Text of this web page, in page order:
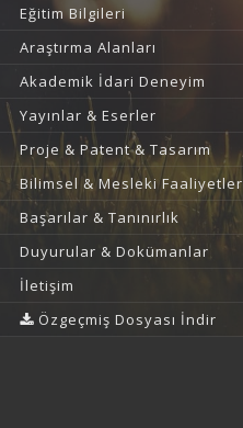
Eğitim Bilgileri
Araştırma Alanları
Akademik İdari Deneyim
Yayınlar & Eserler
Proje & Patent & Tasarım
Bilimsel & Mesleki Faaliyetler
Başarılar & Tanınırlık
Duyurular & Dokümanlar
İletişim
Özgeçmiş Dosyası İndir